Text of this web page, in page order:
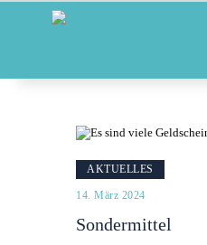
ABGEORDNETE
AKTUELLES
NORDAKTUELL
THEMEN
AKTUELLES
14. März 2024
Sondermittel